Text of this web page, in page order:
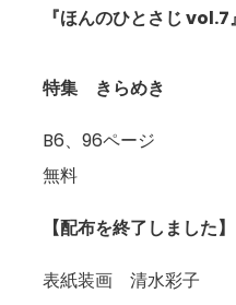
『ほんのひとさじ vol.7』
特集 きらめき
B6、96ページ
無料
【配布を終了しました】
表紙装画 清水彩子